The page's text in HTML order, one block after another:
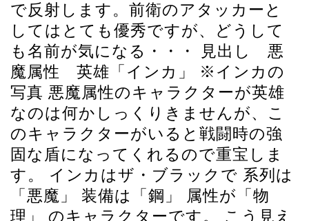
で反射します。前衛のアタッカーと
してはとても優秀ですが、どうして
も名前が気になる・・・ 見出し 悪
魔属性 英雄「インカ」 ※インカの
写真 悪魔属性のキャラクターが英雄
なのは何かしっくりきませんが、こ
のキャラクターがいると戦闘時の強
固な盾になってくれるので重宝しま
す。 インカはザ・ブラックで 系列は
「悪魔」 装備は「鋼」 属性が「物
理」 のキャラクターです。 こう見え